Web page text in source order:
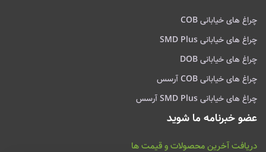
چراغ های خیابانی COB
چراغ های خیابانی SMD Plus
چراغ های خیابانی DOB
چراغ های خیابانی COB آرسس
چراغ های خیابانی SMD Plus آرسس
عضو خبرنامه ما شوید
دریافت آخرین محصولات و قیمت ها